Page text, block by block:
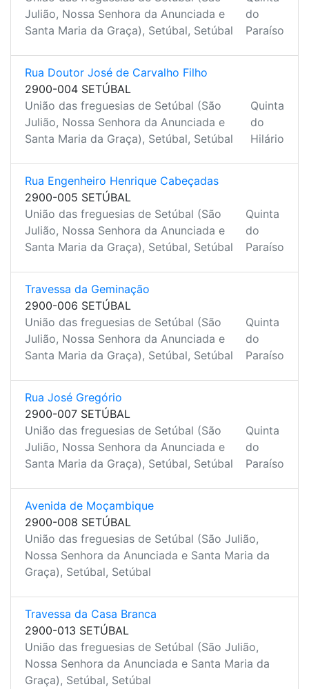
Julião, Nossa Senhora da Anunciada e
Santa Maria da Graça), Setúbal, Setúbal
do
Paraíso
Rua Doutor José de Carvalho Filho
2900-004 SETÚBAL
União das freguesias de Setúbal (São
Julião, Nossa Senhora da Anunciada e
Santa Maria da Graça), Setúbal, Setúbal
Quinta
do
Hilário
Rua Engenheiro Henrique Cabeçadas
2900-005 SETÚBAL
União das freguesias de Setúbal (São
Julião, Nossa Senhora da Anunciada e
Santa Maria da Graça), Setúbal, Setúbal
Quinta
do
Paraíso
Travessa da Geminação
2900-006 SETÚBAL
União das freguesias de Setúbal (São
Julião, Nossa Senhora da Anunciada e
Santa Maria da Graça), Setúbal, Setúbal
Quinta
do
Paraíso
Rua José Gregório
2900-007 SETÚBAL
União das freguesias de Setúbal (São
Julião, Nossa Senhora da Anunciada e
Santa Maria da Graça), Setúbal, Setúbal
Quinta
do
Paraíso
Avenida de Moçambique
2900-008 SETÚBAL
União das freguesias de Setúbal (São Julião,
Nossa Senhora da Anunciada e Santa Maria da
Graça), Setúbal, Setúbal
Travessa da Casa Branca
2900-013 SETÚBAL
União das freguesias de Setúbal (São Julião,
Nossa Senhora da Anunciada e Santa Maria da
Graça), Setúbal, Setúbal